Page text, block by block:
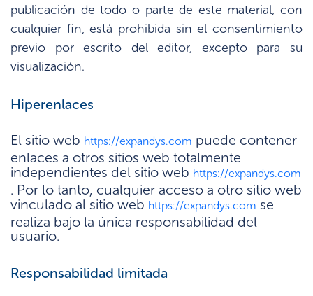
publicación de todo o parte de este material, con
cualquier fin, está prohibida sin el consentimiento
previo por escrito del editor, excepto para su
visualización.
Hiperenlaces
El sitio web https://expandys.com puede contener
enlaces a otros sitios web totalmente
independientes del sitio web https://expandys.com
. Por lo tanto, cualquier acceso a otro sitio web
vinculado al sitio web https://expandys.com se
realiza bajo la única responsabilidad del
usuario.
Responsabilidad limitada